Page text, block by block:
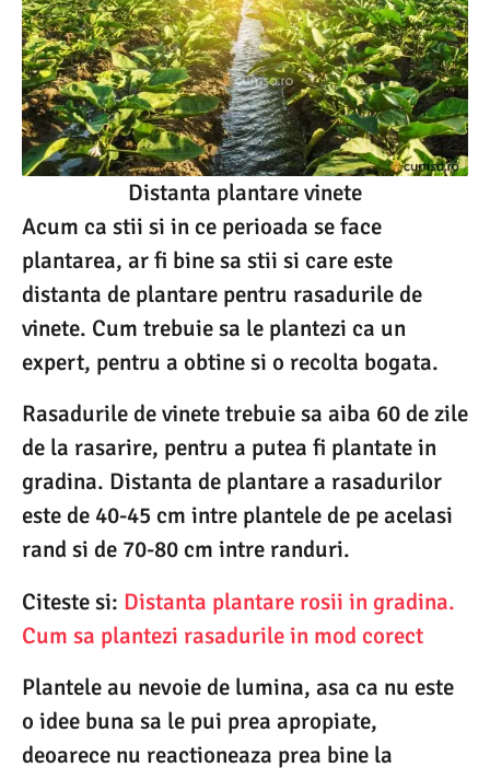
Distanta plantare vinete
Acum ca stii si in ce perioada se face
plantarea, ar fi bine sa stii si care este
distanta de plantare pentru rasadurile de
vinete. Cum trebuie sa le plantezi ca un
expert, pentru a obtine si o recolta bogata.
Rasadurile de vinete trebuie sa aiba 60 de zile
de la rasarire, pentru a putea fi plantate in
gradina. Distanta de plantare a rasadurilor
este de 40-45 cm intre plantele de pe acelasi
rand si de 70-80 cm intre randuri.
Citeste si: Distanta plantare rosii in gradina.
Cum sa plantezi rasadurile in mod corect
Plantele au nevoie de lumina, asa ca nu este
o idee buna sa le pui prea apropiate,
deoarece nu reactioneaza prea bine la